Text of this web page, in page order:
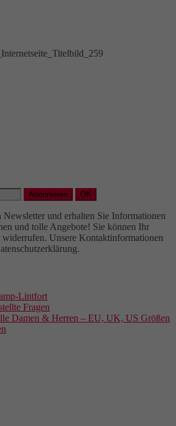
Abonnieren OK
Newsletter und erhalten Sie Informationen
und tolle Angebote! Sie können Ihr
widerrufen. Unsere Kontaktinformationen
Lintfort
Fragen
Damen & Herren – EU, UK, US Größen